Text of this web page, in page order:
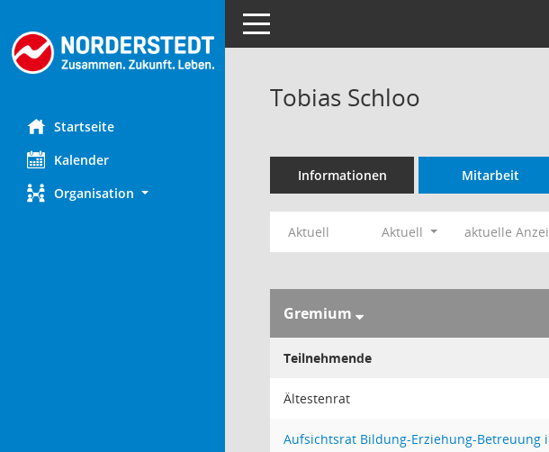
Startseite
Kalender
Organisation
Toggle navigation
Tobias Schloo
Informationen Mitarbeit
Aktuell Aktuell aktuelle
Gremium
Teilnehmende
Ältestenrat
Aufsichtsrat Bildung-Erziehung-Betreuung